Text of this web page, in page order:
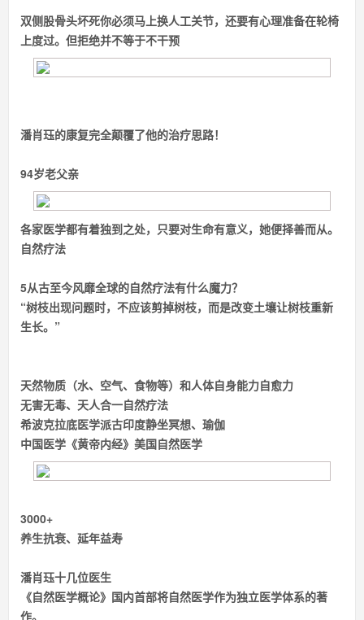
双侧股骨头坏死你必须马上换人工关节，还要有心理准备在轮椅
上度过。 但拒绝并不等于不干预
潘肖珏的康复完全颠覆了他的治疗思路！
94岁老父亲
各家医学都有着独到之处，只要对生命有意义，她便择善而从。
自然疗法
5从古至今风靡全球的自然疗法有什么魔力？
“树枝出现问题时，不应该剪掉树枝，而是改变土壤让树枝重新
生长。”
天然物质（水、空气、食物等）和人体自身能力自愈力
无害无毒、天人合一自然疗法
希波克拉底医学派古印度静坐冥想、瑜伽
中国医学 《黄帝内经》 美国自然医学
3000+
养生抗衰、延年益寿
潘肖珏十几位医生
《自然医学概论》 国内首部将自然医学作为独立医学体系的著
作。